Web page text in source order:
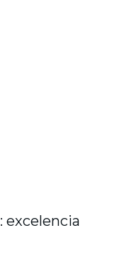
: excelencia